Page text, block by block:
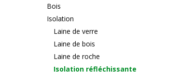
Bois
Isolation
Laine de verre
Laine de bois
Laine de roche
Isolation réfléchissante